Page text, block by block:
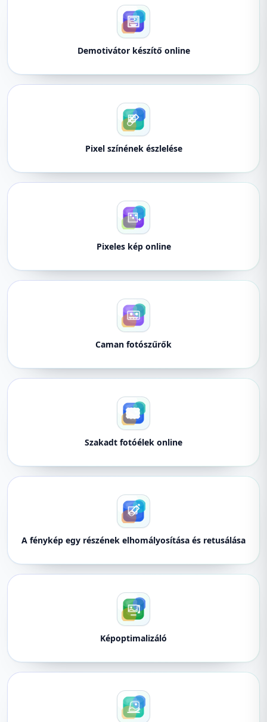
Demotivátor készítő online
Pixel színének észlelése
Pixeles kép online
Caman fotószűrők
Szakadt fotóélek online
A fénykép egy részének elhomályosítása és retusálása
Képoptimalizáló